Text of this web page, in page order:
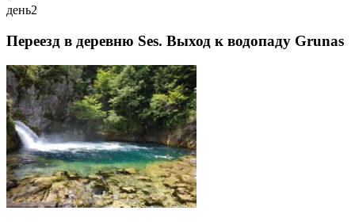
день2
Переезд в деревню Ses. Выход к водопаду Grunas